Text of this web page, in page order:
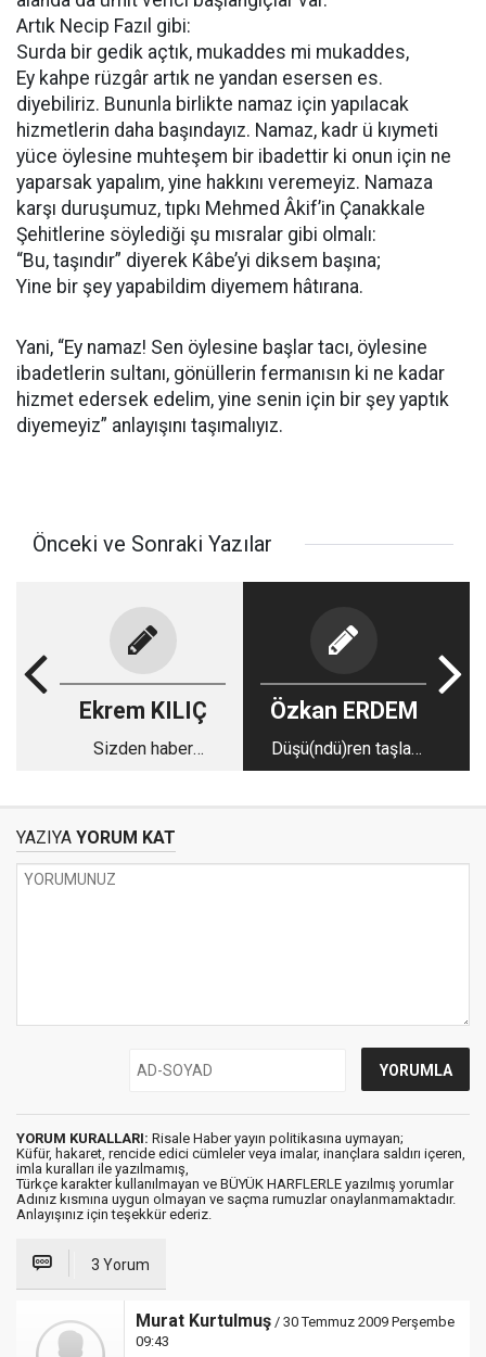
Artık Necip Fazıl gibi:
Surda bir gedik açtık, mukaddes mi mukaddes,
Ey kahpe rüzgâr artık ne yandan esersen es.
diyebiliriz. Bununla birlikte namaz için yapılacak
hizmetlerin daha başındayız. Namaz, kadr ü kıymeti
yüce öylesine muhteşem bir ibadettir ki onun için ne
yaparsak yapalım, yine hakkını veremeyiz. Namaza
karşı duruşumuz, tıpkı Mehmed Âkif’in Çanakkale
Şehitlerine söylediği şu mısralar gibi olmalı:
“Bu, taşındır” diyerek Kâbe’yi diksem başına;
Yine bir şey yapabildim diyemem hâtırana.
Yani, “Ey namaz! Sen öylesine başlar tacı, öylesine
ibadetlerin sultanı, gönüllerin fermanısın ki ne kadar
hizmet edersek edelim, yine senin için bir şey yaptık
diyemeyiz” anlayışını taşımalıyız.
Önceki ve Sonraki Yazılar
Ekrem KILIÇ
Sizden haber
Özkan ERDEM
Düşü(ndü)ren taşlar
ve Risale-i Nur
YAZIYA YORUM KAT
YORUM KURALLARI: Risale Haber yayın politikasına uymayan;
Küfür, hakaret, rencide edici cümleler veya imalar, inançlara saldırı içeren,
imla kuralları ile yazılmamış,
Türkçe karakter kullanılmayan ve BÜYÜK HARFLERLE yazılmış yorumlar
Adınız kısmına uygun olmayan ve saçma rumuzlar onaylanmamaktadır.
Anlayışınız için teşekkür ederiz.
3 Yorum
Murat Kurtulmuş / 30 Temmuz 2009 Perşembe
09:43